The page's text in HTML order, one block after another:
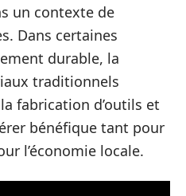
un contexte de
Dans certaines
durable, la
traditionnels
fabrication d’outils et
bénéfique tant pour
l’économie locale.